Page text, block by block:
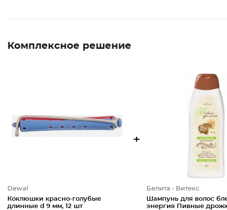
Комплексное решение
Dewal
Коклюшки красно-голубые
длинные d 9 мм, 12 шт
+
Белита - Витекс
Шампунь для волос
энергия Пивные